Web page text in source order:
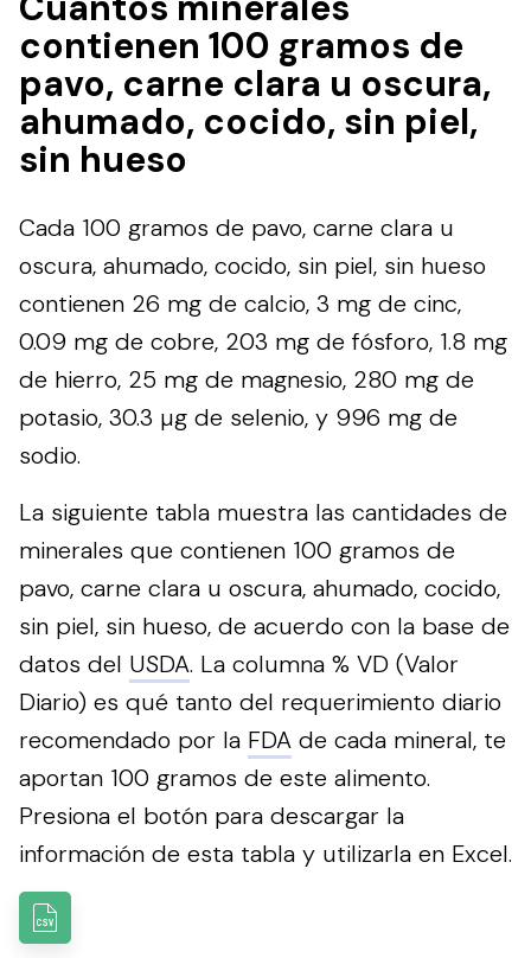
contienen 100 gramos de
pavo, carne clara u oscura,
ahumado, cocido, sin piel,
sin hueso
Cada 100 gramos de pavo, carne clara u
oscura, ahumado, cocido, sin piel, sin hueso
contienen 26 mg de calcio, 3 mg de cinc,
0.09 mg de cobre, 203 mg de fósforo, 1.8 mg
de hierro, 25 mg de magnesio, 280 mg de
potasio, 30.3 µg de selenio, y 996 mg de
sodio.
La siguiente tabla muestra las cantidades de
minerales que contienen 100 gramos de
pavo, carne clara u oscura, ahumado, cocido,
sin piel, sin hueso, de acuerdo con la base de
datos del USDA. La columna % VD (Valor
Diario) es qué tanto del requerimiento diario
recomendado por la FDA de cada mineral, te
aportan 100 gramos de este alimento.
Presiona el botón para descargar la
información de esta tabla y utilizarla en Excel.